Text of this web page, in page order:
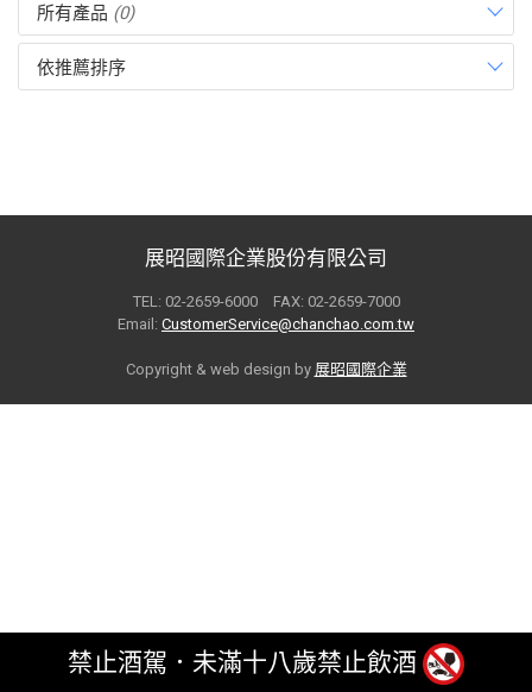
所有產品 (0)
依推薦排序
展昭國際企業股份有限公司
TEL: 02-2659-6000 FAX: 02-2659-7000
Email: CustomerService@chanchao.com.tw
Copyright & web design by 展昭國際企業
禁止酒駕．未滿十八歲禁止飲酒